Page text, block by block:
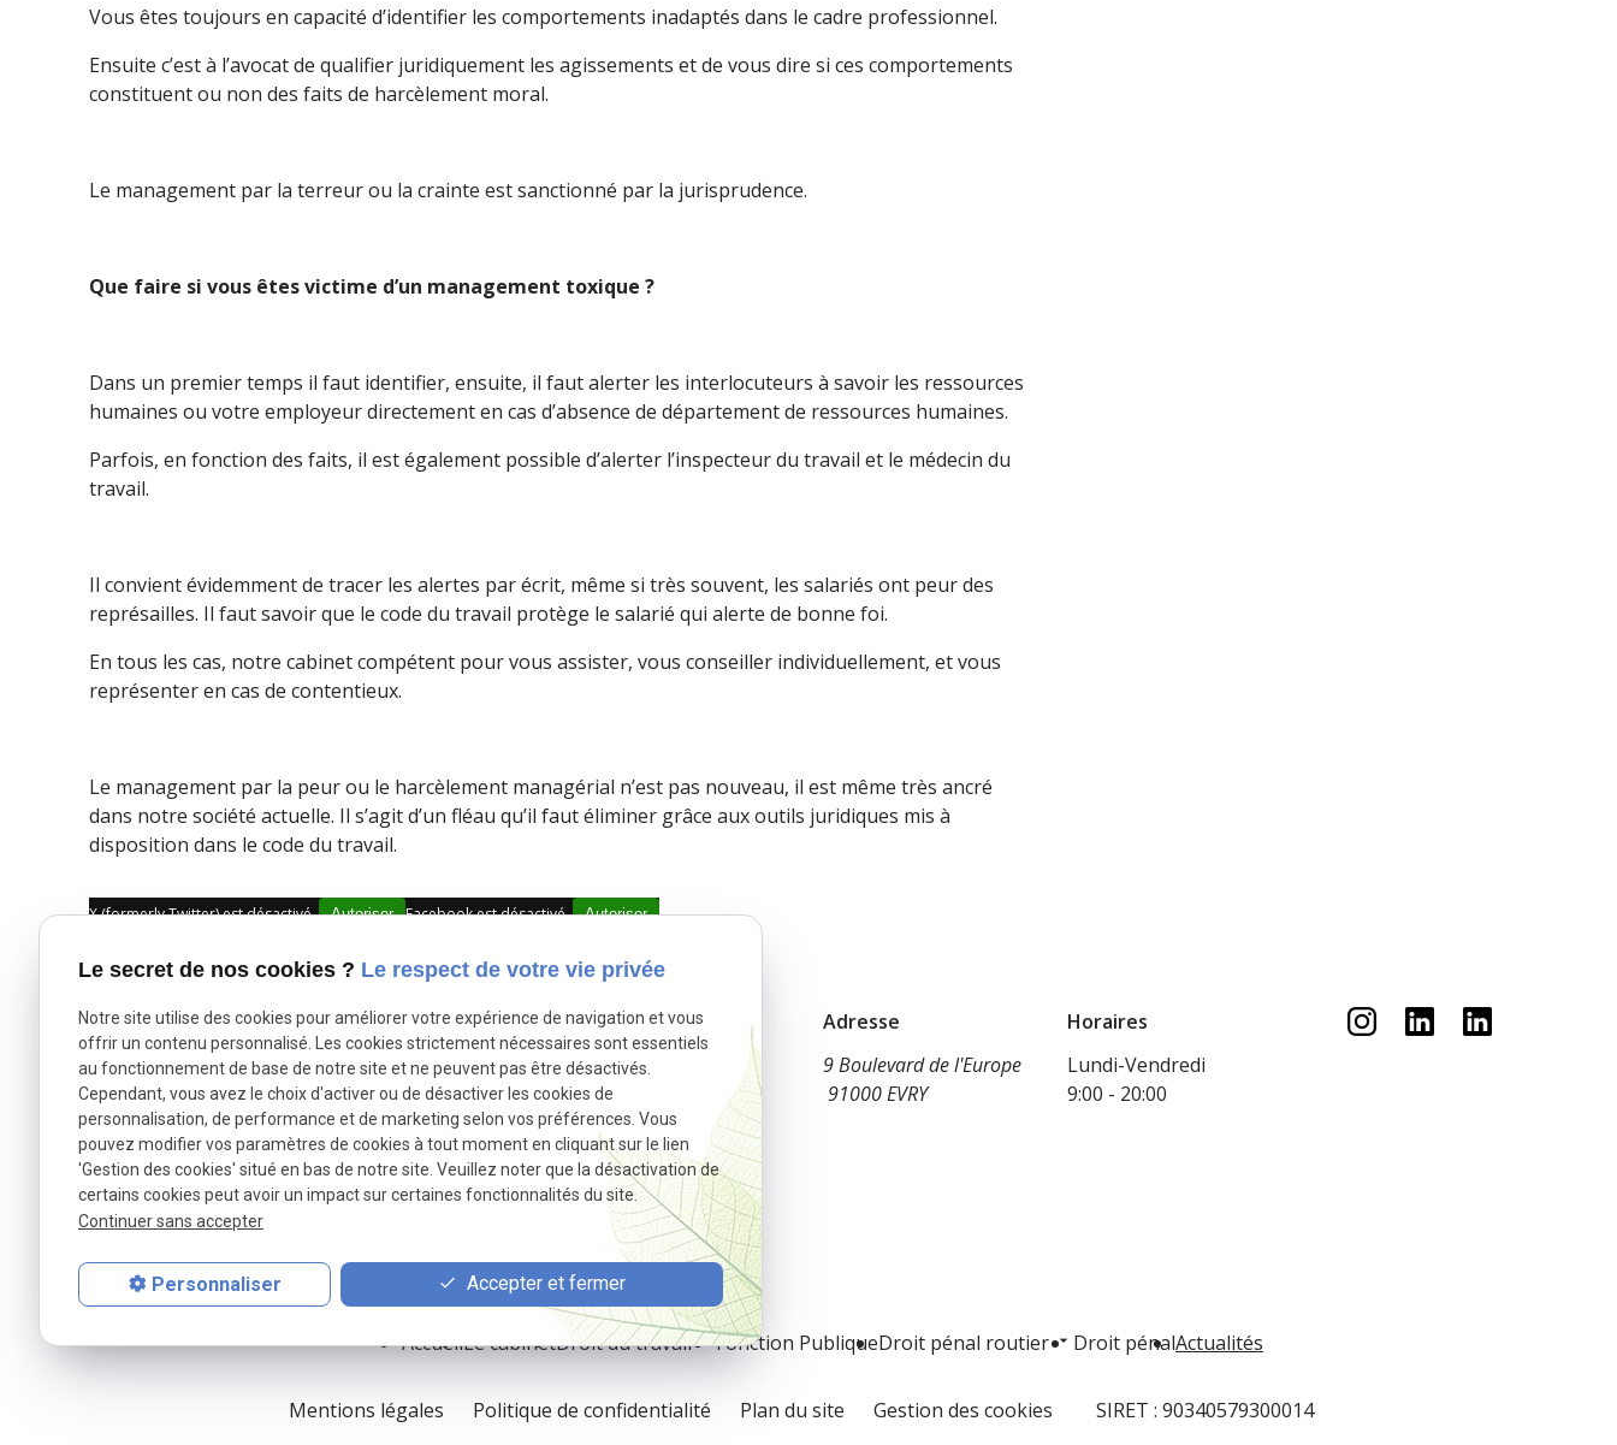
Vous êtes toujours en capacité d’identifier les comportements inadaptés dans le cadre professionnel.
Ensuite c’est à l’avocat de qualifier juridiquement les agissements et de vous dire si ces comportements
constituent ou non des faits de harcèlement moral.
Le management par la terreur ou la crainte est sanctionné par la jurisprudence.
Que faire si vous êtes victime d’un management toxique ?
Dans un premier temps il faut identifier, ensuite, il faut alerter les interlocuteurs à savoir les ressources
humaines ou votre employeur directement en cas d’absence de département de ressources humaines.
Parfois, en fonction des faits, il est également possible d’alerter l’inspecteur du travail et le médecin du
travail.
Il convient évidemment de tracer les alertes par écrit, même si très souvent, les salariés ont peur des
représailles. Il faut savoir que le code du travail protège le salarié qui alerte de bonne foi.
En tous les cas, notre cabinet compétent pour vous assister, vous conseiller individuellement, et vous
représenter en cas de contentieux.
Le management par la peur ou le harcèlement managérial n’est pas nouveau, il est même très ancré
dans notre société actuelle. Il s’agit d’un fléau qu’il faut éliminer grâce aux outils juridiques mis à
disposition dans le code du travail.
X (formerly Twitter) est désactivé. Autoriser Facebook est désactivé. Autoriser
NOVEIR et BENSASSON
Avocates au Barreau de l’Essonne
Expertes en droit du travail
Téléphone
09 83 34 65 13
Adresse
9 Boulevard de l'Europe
91000 EVRY
Horaires
Lundi-Vendredi
9:00 - 20:00
AccueilLe cabinetDroit du travail Fonction PubliqueDroit pénal routier Droit pénalActualités
Mentions légales Politique de confidentialité Plan du site Gestion des cookies SIRET : 90340579300014
Le secret de nos cookies ? Le respect de votre vie privée
Notre site utilise des cookies pour améliorer votre expérience de navigation et vous
offrir un contenu personnalisé. Les cookies strictement nécessaires sont essentiels
au fonctionnement de base de notre site et ne peuvent pas être désactivés.
Cependant, vous avez le choix d'activer ou de désactiver les cookies de
personnalisation, de performance et de marketing selon vos préférences. Vous
pouvez modifier vos paramètres de cookies à tout moment en cliquant sur le lien
'Gestion des cookies' situé en bas de notre site. Veuillez noter que la désactivation de
certains cookies peut avoir un impact sur certaines fonctionnalités du site.
Continuer sans accepter
Personnaliser Accepter et fermer